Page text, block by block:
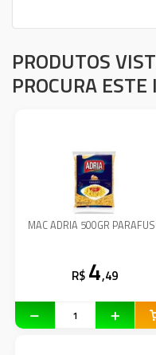
PRODUTOS
PROCURA
MAC ADRIA 500GR
R$ 4,49